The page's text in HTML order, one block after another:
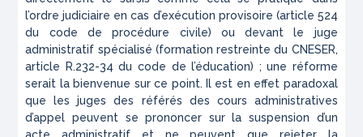
l’ordre judiciaire en cas d’exécution provisoire (article 524
du code de procédure civile) ou devant le juge
administratif spécialisé (formation restreinte du CNESER,
article R.232-34 du code de l’éducation) ; une réforme
serait la bienvenue sur ce point. Il est en effet paradoxal
que les juges des référés des cours administratives
d’appel peuvent se prononcer sur la suspension d’un
acte administratif et ne peuvent que rejeter la